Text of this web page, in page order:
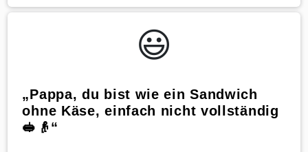
😃️
„Pappa, du bist wie ein Sandwich
ohne Käse, einfach nicht vollständig
🥪👴“